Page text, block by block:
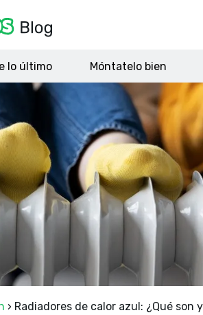
lo último Móntatelo bien
› Radiadores de calor azul: ¿Qué son